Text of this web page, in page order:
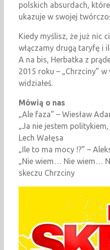
polskich absurdach,
ukazuje w swojej
Kiedy myślisz, że już nic
włączamy drugą taryfę i
A na bis, Herbatka z
2015 roku – „Chrzciny”
widziałeś.
Mówią o nas
„Ale faza” – Wiesław
„Ja nie jestem
Lech Wałęsa
„Ile to ma mocy !?” –
„Nie wiem… Nie wiem…
skeczu Chrzciny